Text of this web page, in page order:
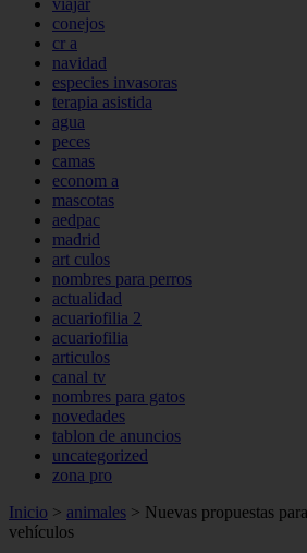
viajar
conejos
cr a
navidad
especies invasoras
terapia asistida
agua
peces
camas
econom a
mascotas
aedpac
madrid
art culos
nombres para perros
actualidad
acuariofilia 2
acuariofilia
articulos
canal tv
nombres para gatos
novedades
tablon de anuncios
uncategorized
zona pro
Inicio > animales > Nuevas propuestas
vehículos